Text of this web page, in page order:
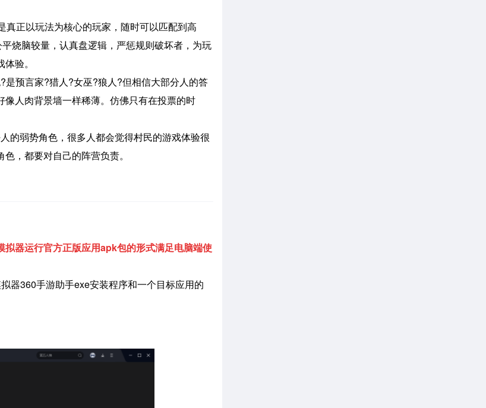
正以玩法为核心的玩家，随时可以匹配到高
烧脑较量，认真盘逻辑，严惩规则破坏者，为玩
验。
预言家?猎人?女巫?狼人?但相信大部分人的答
人肉背景墙一样稀薄。仿佛只有在投票的时
弱势角色，很多人都会觉得村民的游戏体验很
，都要对自己的阵营负责。
器运行官方正版应用apk包的形式满足电脑端使
器360手游助手exe安装程序和一个目标应用的